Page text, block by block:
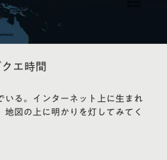
エ時間
いる。インターネット上に生まれ
図の上に明かりを灯してみてく